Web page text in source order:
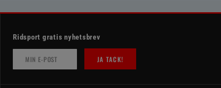
Ridsport gratis nyhetsbrev
JA TACK!